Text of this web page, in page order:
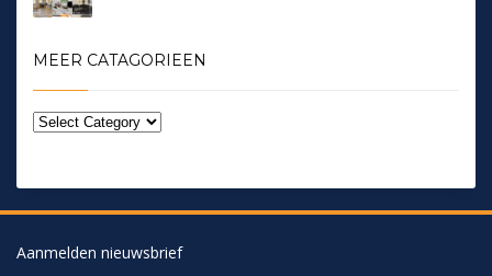
MEER CATAGORIEEN
Aanmelden nieuwsbrief